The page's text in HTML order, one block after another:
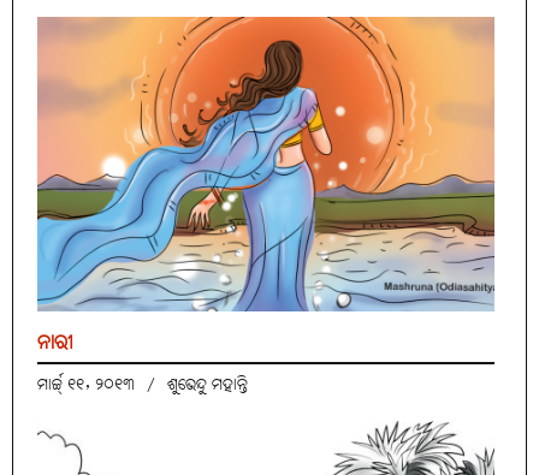
ନାରୀ
ମାର୍ଚ୍ଚ୍ ୧୧, ୨୦୧୩ / ଶୁଭେନ୍ଦୁ ମହାନ୍ତି